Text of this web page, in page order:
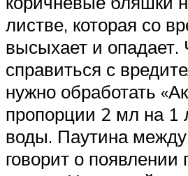
листве, которая со
высыхает и опадает.
справиться с
нужно обработать
пропорции 2 мл на 1
воды. Паутина
говорит о появлении